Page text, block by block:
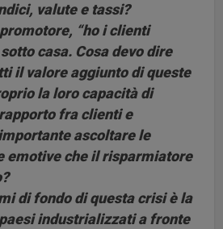
valute e tassi?
“ho i clienti
casa. Cosa devo dire
il valore aggiunto di queste
la loro capacità di
fra clienti e
ascoltare le
emotive che il risparmiatore
di fondo di questa crisi è la
industrializzati a fronte